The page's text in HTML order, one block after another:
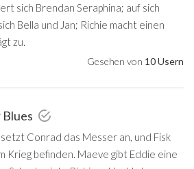
sich Brendan Seraphina; auf sich
Bella und Jan; Richie macht einen
zu.
Gesehen von 10 Usern
setzt Conrad das Messer an, und Fisk
Krieg befinden. Maeve gibt Eddie eine